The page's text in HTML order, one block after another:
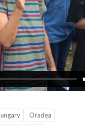
Oradea